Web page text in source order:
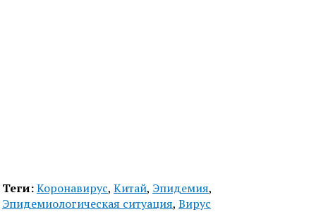
Теги:Коронавирус, Китай, Эпидемия,
Эпидемиологическая ситуация, Вирус